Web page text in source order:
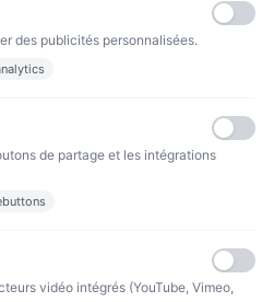
paypal et paypal 4 fois sans frais
des publicités personnalisées.
de partage et les intégrations
vidéo intégrés (YouTube, Vimeo,